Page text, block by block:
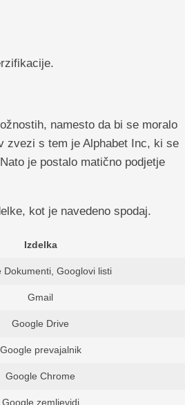
namesto da bi se moralo
zvezi s tem je Alphabet Inc, ki se
je postalo matično podjetje
kot je navedeno spodaj.
Izdelka
Dokumenti, Googlovi listi
Gmail
Google Drive
Google prevajalnik
Google Chrome
Google zemljevidi